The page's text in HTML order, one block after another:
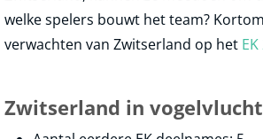
welke spelers bouwt het team?
verwachten van Zwitserland op het
Zwitserland in vogelvlucht